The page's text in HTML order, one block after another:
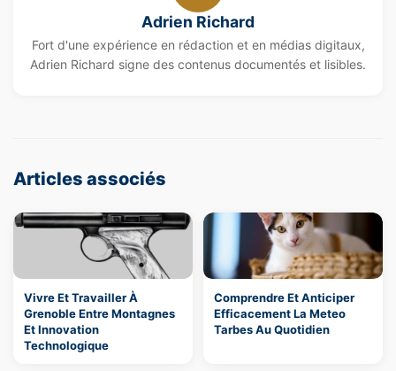
Adrien Richard
Fort d'une expérience en rédaction et en médias digitaux,
Adrien Richard signe des contenus documentés et lisibles.
Articles associés
Vivre Et Travailler À
Grenoble Entre Montagnes
Et Innovation
Technologique
Comprendre Et Anticiper
Efficacement La Meteo
Tarbes Au Quotidien